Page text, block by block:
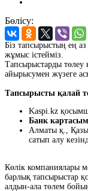
Бөлісу:
Біз тапсырыстың ең
жұмыс істейміз.
Тапсырыстарды төлеу
айырысумен жүзеге
Тапсырысты қалай
Kaspi.kz
Банк
Алматы қ.,
сатып алу
Көлік компаниялары
барлық тапсырыстар
алдын-ала төлем